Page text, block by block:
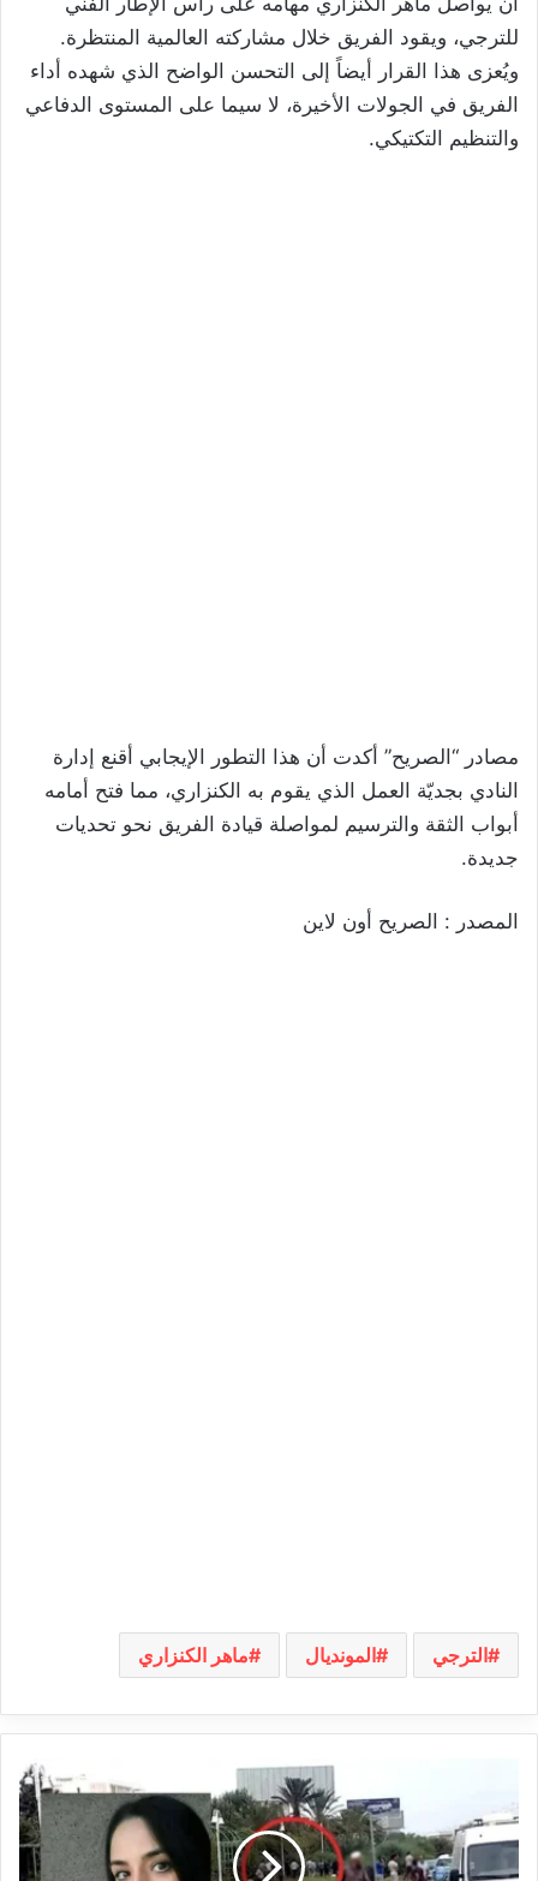
للترجي، ويقود الفريق خلال مشاركته العالمية المنتظرة.
ويُعزى هذا القرار أيضاً إلى التحسن الواضح الذي شهده أداء
الفريق في الجولات الأخيرة، لا سيما على المستوى الدفاعي
والتنظيم التكتيكي.
مصادر “الصريح” أكدت أن هذا التطور الإيجابي أقنع إدارة
النادي بجديّة العمل الذي يقوم به الكنزاري، مما فتح أمامه
أبواب الثقة والترسيم لمواصلة قيادة الفريق نحو تحديات
جديدة.
المصدر : الصريح أون لاين
الترجي المونديال ماهر الكنزاري
لحمر:
أصابع
الاتّهام